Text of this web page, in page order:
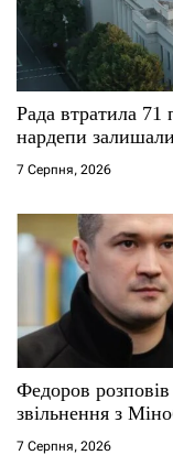
п
и
с
і
в
Рада втратила 71
нардепи
7 Серпня, 2026
Федоров
звільнення з
7 Серпня, 2026